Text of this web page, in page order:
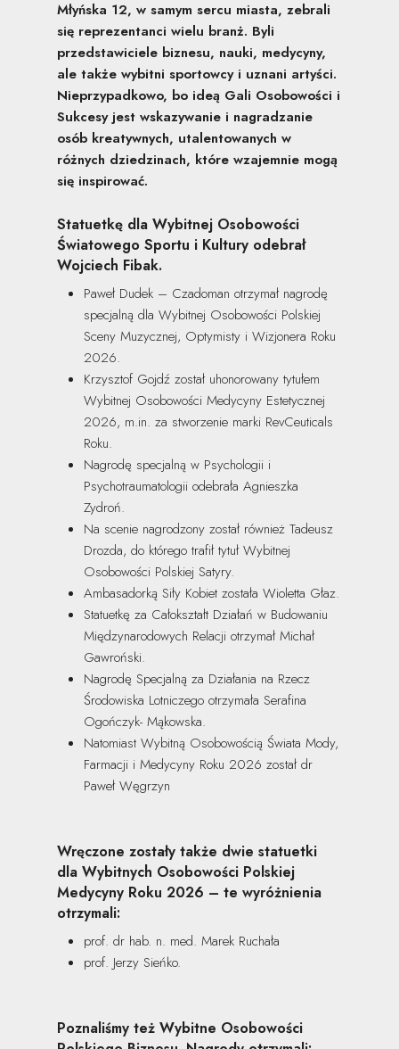
Młyńska 12, w samym sercu miasta, zebrali
się reprezentanci wielu branż. Byli
przedstawiciele biznesu, nauki, medycyny,
ale także wybitni sportowcy i uznani artyści.
Nieprzypadkowo, bo ideą Gali Osobowości i
Sukcesy jest wskazywanie i nagradzanie
osób kreatywnych, utalentowanych w
różnych dziedzinach, które wzajemnie mogą
się inspirować.
Statuetkę dla Wybitnej Osobowości
Światowego Sportu i Kultury odebrał
Wojciech Fibak.
Paweł Dudek – Czadoman otrzymał nagrodę
specjalną dla Wybitnej Osobowości Polskiej
Sceny Muzycznej, Optymisty i Wizjonera Roku
2026.
Krzysztof Gojdź został uhonorowany tytułem
Wybitnej Osobowości Medycyny Estetycznej
2026, m.in. za stworzenie marki RevCeuticals
Roku.
Nagrodę specjalną w Psychologii i
Psychotraumatologii odebrała Agnieszka
Zydroń.
Na scenie nagrodzony został również Tadeusz
Drozda, do którego trafił tytuł Wybitnej
Osobowości Polskiej Satyry.
Ambasadorką Siły Kobiet została Wioletta Głaz.
Statuetkę za Całokształt Działań w Budowaniu
Międzynarodowych Relacji otrzymał Michał
Gawroński.
Nagrodę Specjalną za Działania na Rzecz
Środowiska Lotniczego otrzymała Serafina
Ogończyk- Mąkowska.
Natomiast Wybitną Osobowością Świata Mody,
Farmacji i Medycyny Roku 2026 został dr
Paweł Węgrzyn
Wręczone zostały także dwie statuetki
dla Wybitnych Osobowości Polskiej
Medycyny Roku 2026 – te wyróżnienia
otrzymali:
prof. dr hab. n. med. Marek Ruchała
prof. Jerzy Sieńko.
Poznaliśmy też Wybitne Osobowości